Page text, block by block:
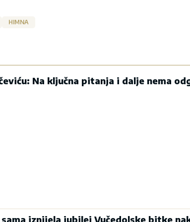
HIMNA
Na ključna pitanja i dalje nema
iznijela jubilej Vučedolske bitke